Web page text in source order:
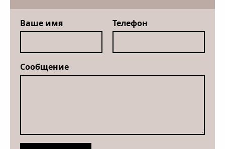
Ваше имя Телефон
Сообщение